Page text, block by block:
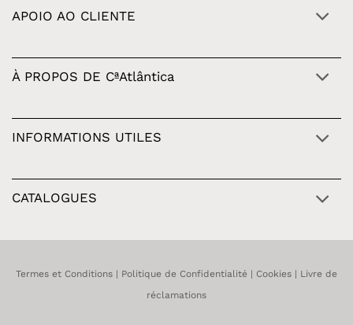
APOIO AO CLIENTE
À PROPOS DE CªAtlântica
INFORMATIONS UTILES
CATALOGUES
Termes et Conditions | Politique de Confidentialité | Cookies | Livre de
réclamations